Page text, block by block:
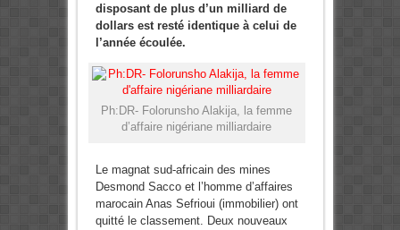
disposant de plus d’un milliard de
dollars est resté identique à celui de
l’année écoulée.
Ph:DR- Folorunsho Alakija, la femme
d’affaire nigériane milliardaire
Le magnat sud-africain des mines
Desmond Sacco et l’homme d’affaires
marocain Anas Sefrioui (immobilier) ont
quitté le classement. Deux nouveaux